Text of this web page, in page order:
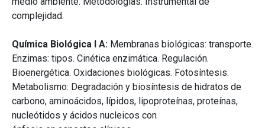
complejidad.
Química Biológica I A: Membranas biológicas: transporte.
Enzimas: tipos. Cinética enzimática. Regulación.
Bioenergética. Oxidaciones biológicas. Fotosíntesis.
Metabolismo: Degradación y biosíntesis de hidratos de
carbono, aminoácidos, lípidos, lipoproteínas, proteínas,
nucleótidos y ácidos nucleicos con